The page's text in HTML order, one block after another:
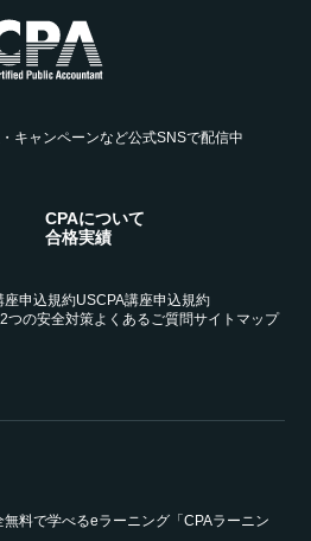
キャンペーンなど公式SNSで配信中
CPAについて
合格実績
座申込規約USCPA講座申込規約
2つの安全対策よくあるご質問サイトマップ
料で学べるeラーニング「CPAラーニン